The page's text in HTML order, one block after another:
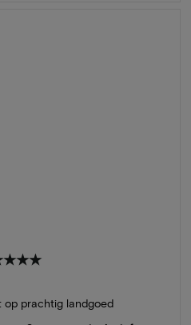
op prachtig landgoed